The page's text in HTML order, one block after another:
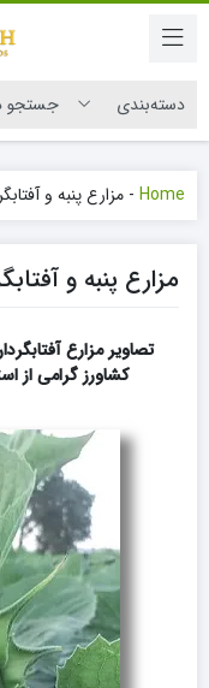
Home
- مزارع پنبه و
مزارع پنبه و
تصاویر مزارع
کشاورز گرامی از